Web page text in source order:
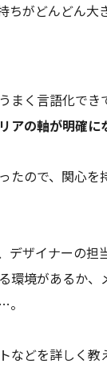
がどんどん大
く言語化でき
アの軸が明確に
たので、関心
デザイナーの担
環境があるか、
などを詳しく教